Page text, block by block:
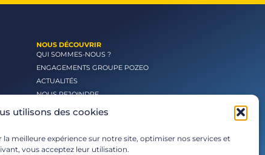
utilisons des cookies
meilleure expérience sur notre site, optimiser nos services et
vous acceptez leur utilisation.
NOUS DÉCOUVRIR
QUI SOMMES-NOUS ?
ENGAGEMENTS GROUPE POZEO
ACTUALITÉS
NOUS REJOINDRE